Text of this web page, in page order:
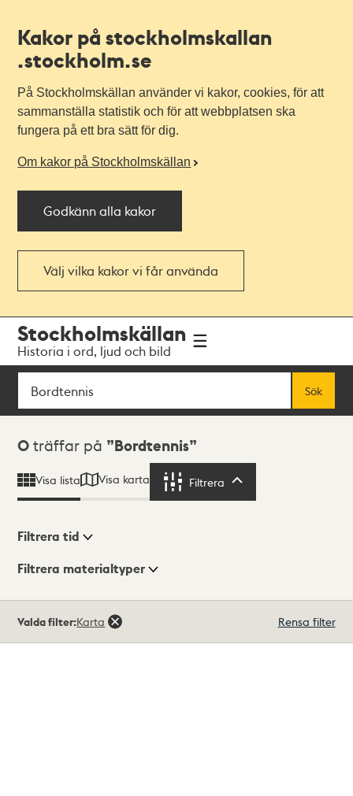
Kakor på stockholmskallan
.stockholm.se
På Stockholmskällan använder vi kakor, cookies, för att
sammanställa statistik och för att webbplatsen ska
fungera på ett bra sätt för dig.
Om kakor på Stockholmskällan
Godkänn alla kakor
Välj vilka kakor vi får använda
navigationen
huvudinnehållet
Stockholmskällan
Historia i ord, ljud och bild
Sök
Sök
Sökresultat
0 träffar på Bordtennis
Visa lista Visa karta Filtrera
Visningsläge
Filtrera tid
Filtrera materialtyper
träffar
Valda filter:Karta Rensa filter